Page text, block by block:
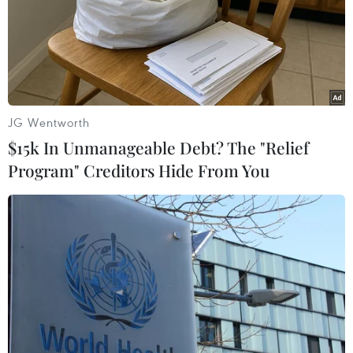
liên tục trong trường hợp bùng phát dịch bệnh.
Theo đó, khi Hàn Quốc đã bước vào giai đoạn
"khủng hoảng" với số ca nhiễm mới hàng ngày
vượt ngưỡng 50.000 ca, các nhân viên y tế đã
được tiêm chủng đầy đủ, có kết quả xét nghiệm
việc sau 3 ngày kiểm dịch và xét nghiệm kháng
nguyên nhanh, miễn là không có triệu chứng
hoặc chỉ có các triệu chứng nhẹ. Tuy nhiên, một
số ý kiến cho rằng những biện pháp như vậy sẽ
khó thực hiện trên thực tế.
Eom Joong-sik, Giáo sư về bệnh truyền nhiễm
tại Trung tâm Y tế Gil thuộc Đại học Gachon,
nhận định: "Nếu những bệnh nhân khác bị lây
nhiễm bởi chính từ một nhân viên y tế khi bệnh
JG Wentworth
$15k In Unmanageable Debt? The "Relief
Program" Creditors Hide From You